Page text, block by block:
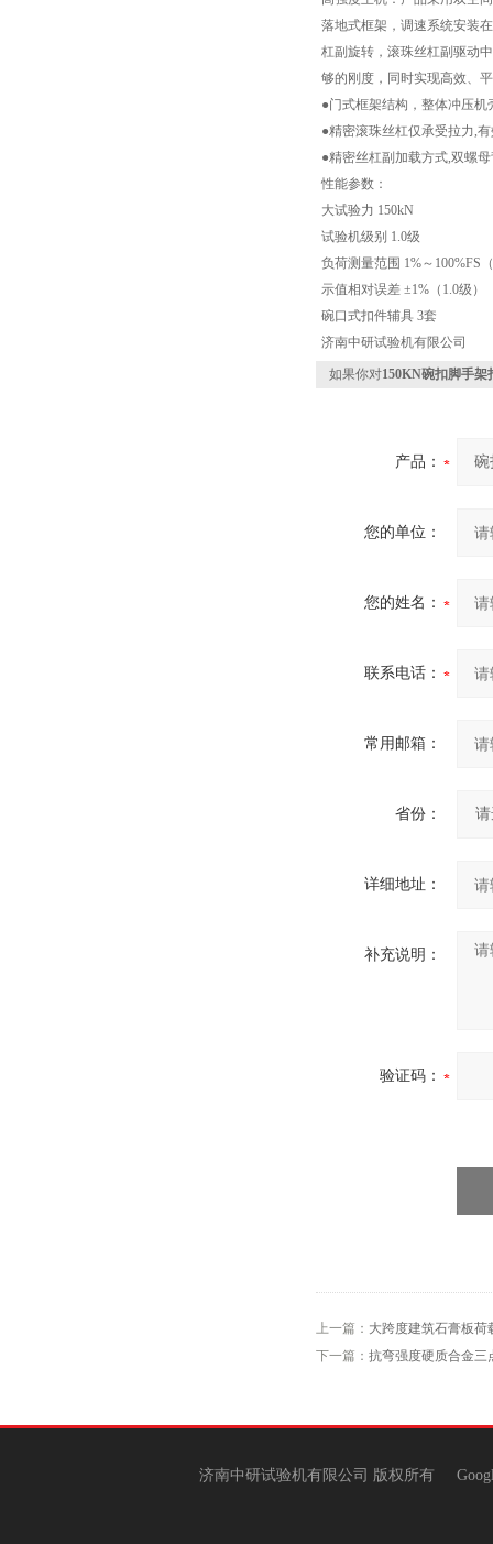
落地式框架，调速系统安装
杠副旋转，滚珠丝杠副驱动
够的刚度，同时实现高效、
●门式框架结构，整体冲压机
●精密滚珠丝杠仅承受拉力,
●精密丝杠副加载方式,双螺
性能参数：
大试验力 150kN
试验机级别 1.0级
负荷测量范围 1%～100%FS
示值相对误差 ±1%（1.0级）
碗口式扣件辅具 3套
济南中研试验机有限公司
如果你对150KN碗扣脚手架
产品：
您的单位：
您的姓名：
联系电话：
常用邮箱：
省份：
详细地址：
补充说明：
验证码：
上一篇： 大跨度建筑石膏板荷
下一篇： 抗弯强度硬质合金三
济南中研试验机有限公司 版权所有